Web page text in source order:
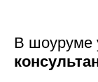
В шоуруме